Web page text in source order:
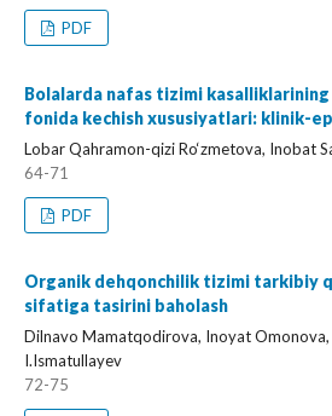
PDF
Bolalarda nafas tizimi
fonida kechish xususiyatlari: klinik-
Lobar Qahramon-qizi Ro‘zmetova, Inobat
64-71
PDF
Organik dehqonchilik tizimi tarkibiy
sifatiga tasirini baholash
Dilnavo Mamatqodirova, Inoyat
I.Ismatullayev
72-75